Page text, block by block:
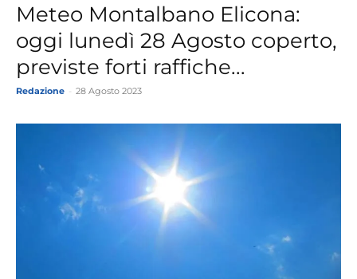
Meteo Montalbano Elicona:
oggi lunedì 28 Agosto coperto,
previste forti raffiche...
Redazione 28 Agosto 2023